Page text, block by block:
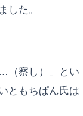
した。
（察し）」とい
ともちぱん氏は